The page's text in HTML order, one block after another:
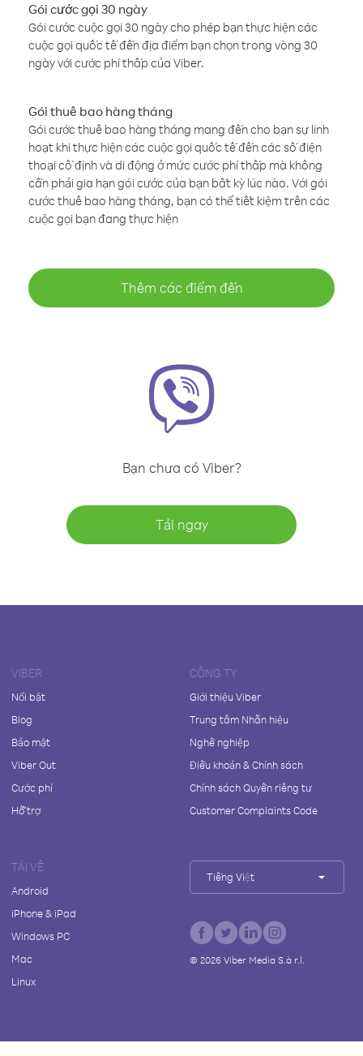
Gói cước gọi 30 ngày
Gói cước cuộc gọi 30 ngày cho phép bạn thực hiện các
cuộc gọi quốc tế đến địa điểm bạn chọn trong vòng 30
ngày với cước phí thấp của Viber.
Gói thuê bao hàng tháng
Gói cước thuê bao hàng tháng mang đến cho bạn sự linh
hoạt khi thực hiện các cuộc gọi quốc tế đến các số điện
thoại cố định và di động ở mức cước phí thấp mà không
cần phải gia hạn gói cước của bạn bất kỳ lúc nào. Với gói
cước thuê bao hàng tháng, bạn có thể tiết kiệm trên các
cuộc gọi bạn đang thực hiện
Thêm các điểm đến
Bạn chưa có Viber?
Tải ngay
VIBER
Nổi bật
Blog
Bảo mật
Viber Out
Cước phí
Hỗ trợ
CÔNG TY
Giới thiệu Viber
Trung tâm Nhãn hiệu
Nghề nghiệp
Điều khoản & Chính sách
Chính sách Quyền riêng tư
Customer Complaints Code
TẢI VỀ
Android
iPhone & iPad
Windows PC
Mac
Linux
Tiếng Việt
© 2026Viber Media S.à r.l.